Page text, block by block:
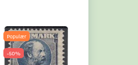
Populær
-50%